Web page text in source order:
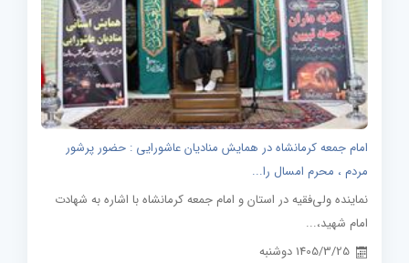
امام جمعه کرمانشاه در همایش منادیان عاشورایی : حضور پرشور
مردم ، محرم امسال را...
نماینده ولی‌فقیه در استان و امام جمعه کرمانشاه با اشاره به شهادت
امام شهید،...
1405/3/25 دوشنبه